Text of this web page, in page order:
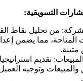
التسويقية:
: من تحليل نقاط
المتاحة، مما يضمن
.
: تقديم
وتوجيه
.